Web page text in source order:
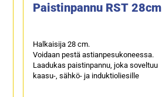
Paistinpannu RST 28cm
Halkaisija 28 cm.
Voidaan pestä astianpesukoneessa.
Laadukas paistinpannu, joka soveltuu
kaasu-, sähkö- ja induktioliesille